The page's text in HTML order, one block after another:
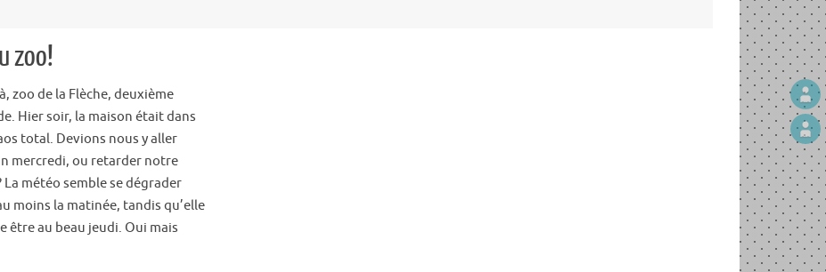
zoo!
zoo de la Flèche, deuxième
Hier soir, la maison était dans
total. Devions nous y aller
mercredi, ou retarder notre
La météo semble se dégrader
moins la matinée, tandis qu’elle
être au beau jeudi. Oui mais